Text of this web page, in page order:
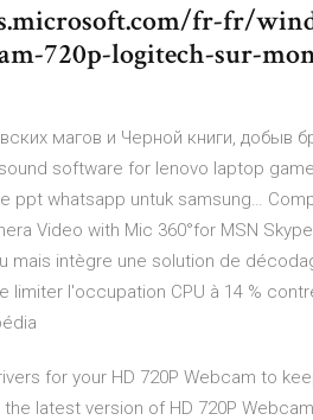
fr-fr/
720p-logitech-sur-
магов и Черной книги, добыв
software for lenovo laptop
ppt whatsapp untuk samsung…
Video with Mic 360°for MSN
mais intègre une solution de
l'occupation CPU à 14 %
for your HD 720P Webcam to
latest version of HD 720P